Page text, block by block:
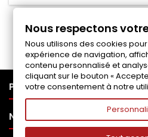
PRODUITS
NOTRE SOCIÉTÉ
Nous respectons
Nous utilisons des cookies
expérience de navigation,
contenu personnalisé et
cliquant sur le bouton «
votre consentement à notre